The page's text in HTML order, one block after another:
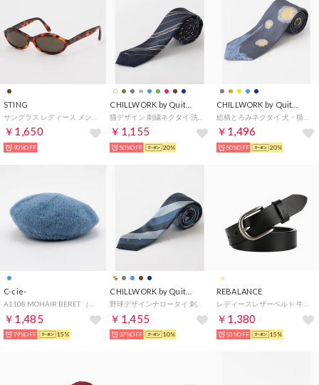
STING
￥1,650
90%OFF
￥1,155
50%OFF 20%
総柄とろみネクタイ 犬・猫やアートモチーフ 幅広め （その他11）
￥1,496
50%OFF 20%
C-cie-
A1108 MOHAIR BERET （ライトブルー）
￥1,485
79%OFF 15%
野球デザインナロータイ 刺繍ネクタイ 洗えるイージーケア （その他7）
￥1,455
37%OFF 10%
REBALANCE
レディースレザーベルト 牛革 （B）
￥1,380
53%OFF 15%